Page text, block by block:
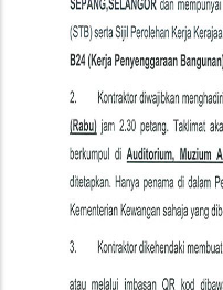
Berkaitan
Automobil
Nasional,
Sepang
,Selangor